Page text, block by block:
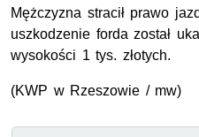
Mężczyzna stracił prawo
uszkodzenie forda został
wysokości 1 tys. złotych.
(KWP w Rzeszowie / mw)